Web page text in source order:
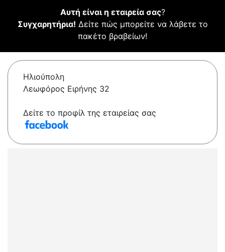
Αυτή είναι η εταιρεία σας?
Συγχαρητήρια! Δείτε πώς μπορείτε να λάβετε το
πακέτο βραβείων!
Ηλιούπολη
Λεωφόρος Ειρήνης 32
Δείτε το προφίλ της εταιρείας σας